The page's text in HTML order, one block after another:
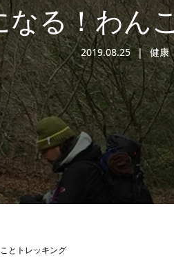
なる！わん
2019.08.25 健康
とトレッキング